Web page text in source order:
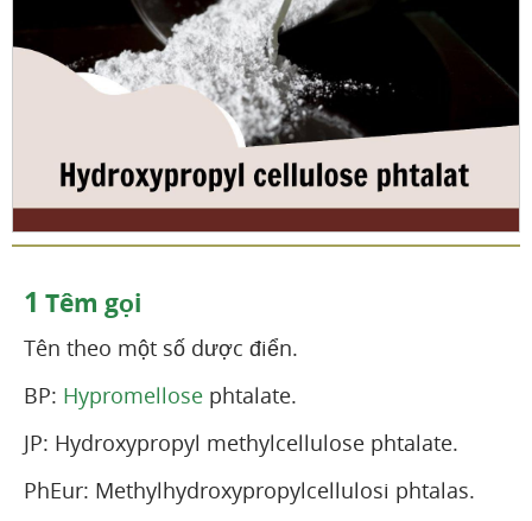
1 Têm gọi
Tên theo một số dược điển.
BP: Hypromellose phtalate.
JP: Hydroxypropyl methylcellulose phtalate.
PhEur: Methylhydroxypropylcellulosi phtalas.